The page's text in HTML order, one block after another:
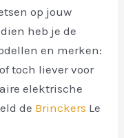
op jouw
heb je de
en merken:
toch liever voor
elektrische
de Brinckers Le